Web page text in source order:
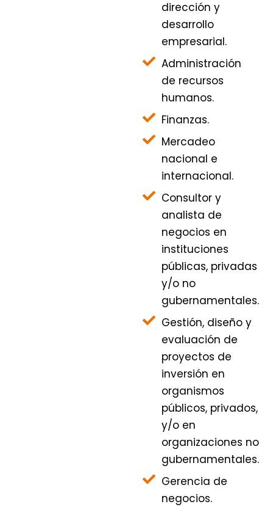
dirección y
desarrollo
empresarial.
Administración
de recursos
humanos.
Finanzas.
Mercadeo
nacional e
internacional.
Consultor y
analista de
negocios en
instituciones
públicas, privadas
y/o no
gubernamentales.
Gestión, diseño y
evaluación de
proyectos de
inversión en
organismos
públicos, privados,
y/o en
organizaciones no
gubernamentales.
Gerencia de
negocios.